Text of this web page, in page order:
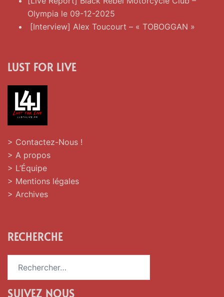
Olympia le 09-12-2025
[Interview] Alex Toucourt – « TOBOGGAN »
LUST FOR LIVE
> Contactez-Nous !
> A propos
> L’Équipe
> Mentions légales
> Archives
RECHERCHE
SUIVEZ NOUS